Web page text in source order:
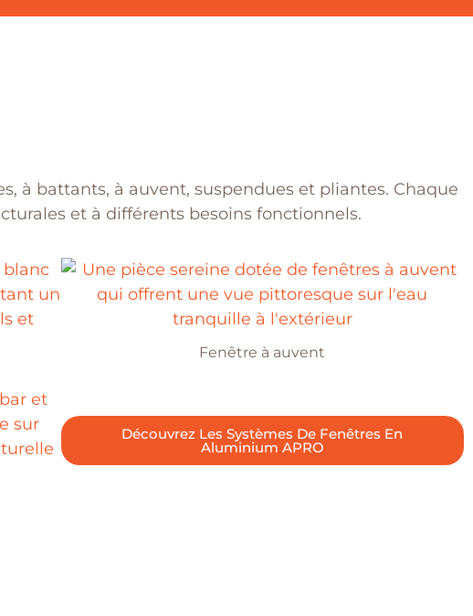
à battants, à auvent, suspendues et pliantes. Chaque
et à différents besoins fonctionnels.
Fenêtre à auvent
Découvrez Les Systèmes De Fenêtres En
Aluminium APRO